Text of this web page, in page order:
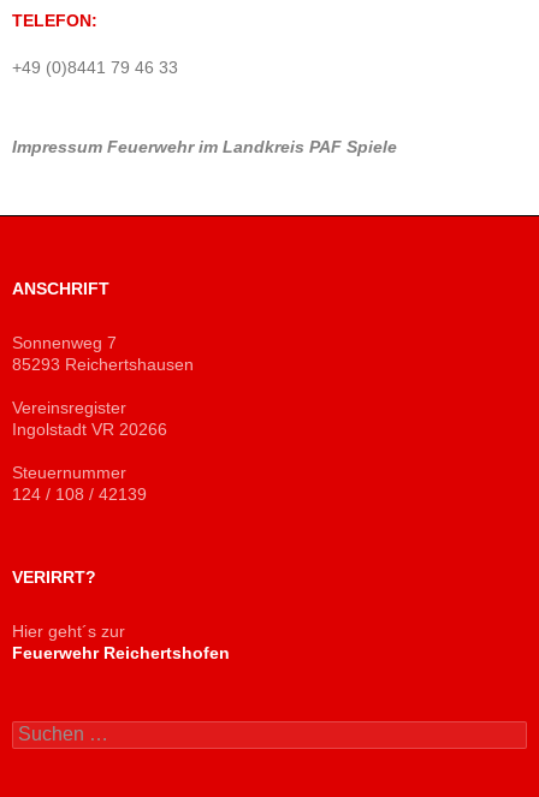
TELEFON:
+49 (0)8441 79 46 33
Impressum Feuerwehr im Landkreis PAF Spiele
ANSCHRIFT
Sonnenweg 7
85293 Reichertshausen
Vereinsregister
Ingolstadt VR 20266
Steuernummer
124 / 108 / 42139
VERIRRT?
Hier geht´s zur
Feuerwehr Reichertshofen
Suchen
nach: